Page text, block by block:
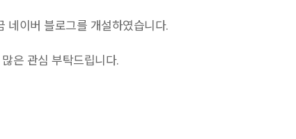
네이버 블로그를 개설하였습니다.
은 관심 부탁드립니다.